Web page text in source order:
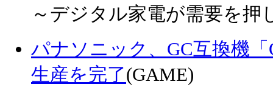
～デジタル家電が需要を押
パナソニック、GC互換機
生産を完了(GAME)